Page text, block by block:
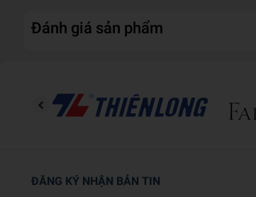
Đánh giá sản phẩm
ĐĂNG KÝ NHẬN BẢN TIN